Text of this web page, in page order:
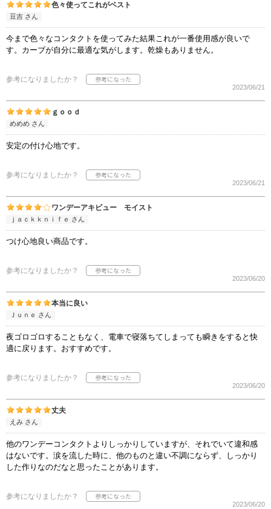
色々使ってこれがベスト
豆吉 さん
今まで色々なコンタクトを使ってみた結果これが一番使用感が良いで
す。カーブが自分に最適な気がします。乾燥もありません。
参考になりましたか？
2023/06/21
ｇｏｏｄ
めめめ さん
安定の付け心地です。
参考になりましたか？
2023/06/21
ワンデーアキビュー モイスト
ｊａｃｋｋｎｉｆｅ さん
つけ心地良い商品です。
参考になりましたか？
2023/06/20
本当に良い
Ｊｕｎｅ さん
夜ゴロゴロすることもなく、電車で寝落ちてしまっても瞬きをすると快
適に戻ります。おすすめです。
参考になりましたか？
2023/06/20
丈夫
えみ さん
他のワンデーコンタクトよりしっかりしていますが、それでいて違和感
はないです。涙を流した時に、他のものと違い不調にならず、しっかり
した作りなのだなと思ったことがあります。
参考になりましたか？
2023/06/20